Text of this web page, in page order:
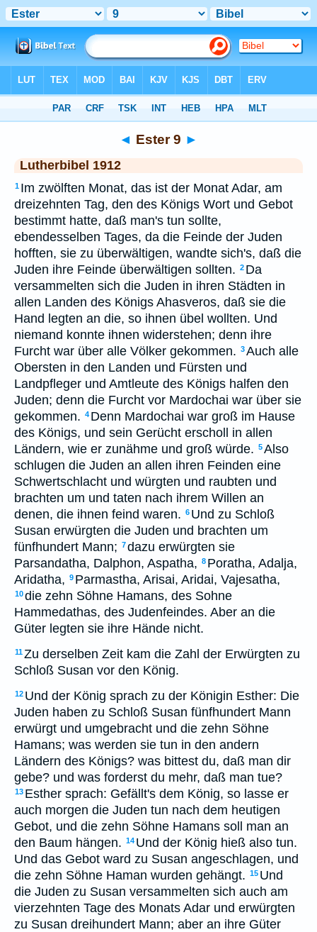
◄ Ester 9 ►
Lutherbibel 1912
1 Im zwölften Monat, das ist der Monat Adar, am
dreizehnten Tag, den des Königs Wort und Gebot
bestimmt hatte, daß man's tun sollte,
ebendesselben Tages, da die Feinde der Juden
hofften, sie zu überwältigen, wandte sich's, daß die
Juden ihre Feinde überwältigen sollten. 2 Da
versammelten sich die Juden in ihren Städten in
allen Landen des Königs Ahasveros, daß sie die
Hand legten an die, so ihnen übel wollten. Und
niemand konnte ihnen widerstehen; denn ihre
Furcht war über alle Völker gekommen. 3Auch alle
Obersten in den Landen und Fürsten und
Landpfleger und Amtleute des Königs halfen den
Juden; denn die Furcht vor Mardochai war über sie
gekommen. 4 Denn Mardochai war groß im Hause
des Königs, und sein Gerücht erscholl in allen
Ländern, wie er zunähme und groß würde. 5Also
schlugen die Juden an allen ihren Feinden eine
Schwertschlacht und würgten und raubten und
brachten um und taten nach ihrem Willen an
denen, die ihnen feind waren. 6 Und zu Schloß
Susan erwürgten die Juden und brachten um
fünfhundert Mann; 7dazu erwürgten sie
Parsandatha, Dalphon, Aspatha, 8 Poratha, Adalja,
Aridatha, 9 Parmastha, Arisai, Aridai, Vajesatha,
10die zehn Söhne Hamans, des Sohne
Hammedathas, des Judenfeindes. Aber an die
Güter legten sie ihre Hände nicht.
11Zu derselben Zeit kam die Zahl der Erwürgten zu
Schloß Susan vor den König.
12 Und der König sprach zu der Königin Esther: Die
Juden haben zu Schloß Susan fünfhundert Mann
erwürgt und umgebracht und die zehn Söhne
Hamans; was werden sie tun in den andern
Ländern des Königs? was bittest du, daß man dir
gebe? und was forderst du mehr, daß man tue?
13 Esther sprach: Gefällt's dem König, so lasse er
auch morgen die Juden tun nach dem heutigen
Gebot, und die zehn Söhne Hamans soll man an
den Baum hängen. 14 Und der König hieß also tun.
Und das Gebot ward zu Susan angeschlagen, und
die zehn Söhne Haman wurden gehängt. 15 Und
die Juden zu Susan versammelten sich auch am
vierzehnten Tage des Monats Adar und erwürgten
zu Susan dreihundert Mann; aber an ihre Güter